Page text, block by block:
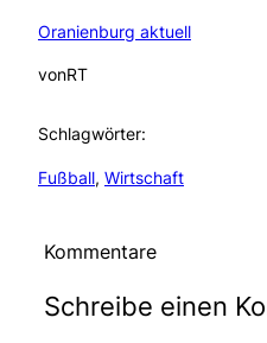
Oranienburg aktuell
vonRT
Schlagwörter:
Fußball, Wirtschaft
Kommentare
Schreibe einen